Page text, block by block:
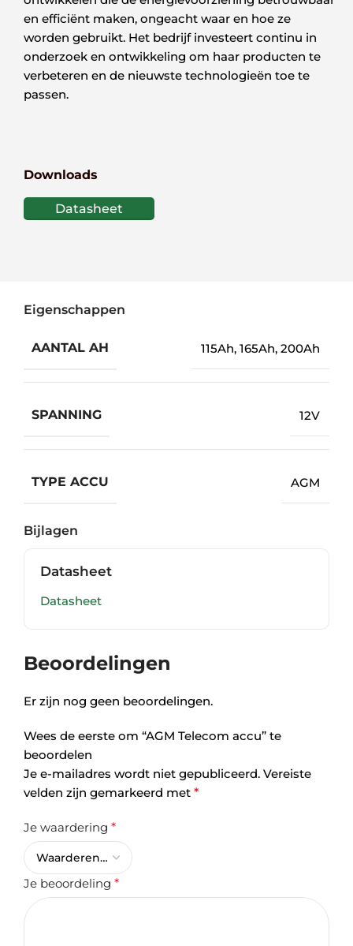
en efficiënt maken, ongeacht waar en hoe ze
worden gebruikt. Het bedrijf investeert continu in
onderzoek en ontwikkeling om haar producten te
verbeteren en de nieuwste technologieën toe te
passen.
Downloads
Datasheet
Eigenschappen
AANTAL AH 115Ah, 165Ah, 200Ah
SPANNING 12V
TYPE ACCU AGM
Bijlagen
Datasheet
Datasheet
Beoordelingen
Er zijn nog geen beoordelingen.
Wees de eerste om “AGM Telecom accu” te
beoordelen
Je e-mailadres wordt niet gepubliceerd. Vereiste
velden zijn gemarkeerd met *
Je waardering *
Je beoordeling *